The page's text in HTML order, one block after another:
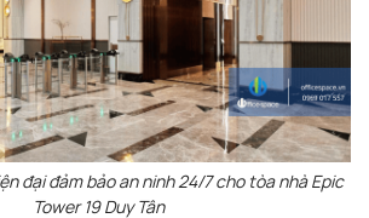
đại đảm bảo an ninh 24/7 cho tòa nhà Epic
Tower 19 Duy Tân